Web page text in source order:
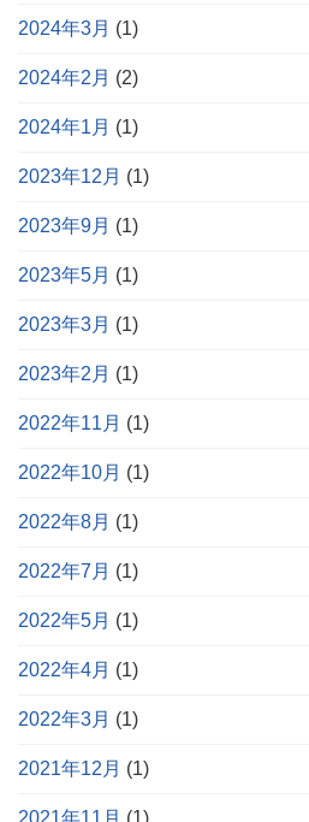
2024年3月 (1)
2024年2月 (2)
2024年1月 (1)
2023年12月 (1)
2023年9月 (1)
2023年5月 (1)
2023年3月 (1)
2023年2月 (1)
2022年11月 (1)
2022年10月 (1)
2022年8月 (1)
2022年7月 (1)
2022年5月 (1)
2022年4月 (1)
2022年3月 (1)
2021年12月 (1)
2021年11月 (1)